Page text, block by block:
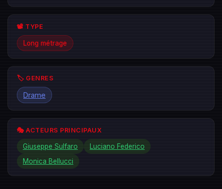
📽️ TYPE
Long métrage
🏷️ GENRES
Drame
🎭 ACTEURS PRINCIPAUX
Giuseppe Sulfaro
Luciano Federico
Monica Bellucci